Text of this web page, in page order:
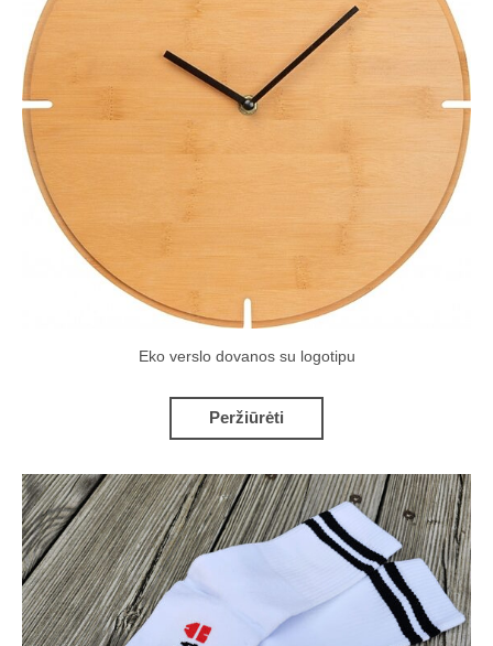
Eko verslo dovanos su logotipu
Peržiūrėti